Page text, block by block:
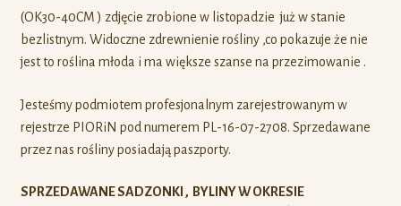
(OK30-40CM ) zdjęcie zrobione w listopadzie już w stanie
bezlistnym. Widoczne zdrewnienie rośliny ,co pokazuje że nie
jest to roślina młoda i ma większe szanse na przezimowanie .
Jesteśmy podmiotem profesjonalnym zarejestrowanym w
rejestrze PIORiN pod numerem PL-16-07-2708. Sprzedawane
przez nas rośliny posiadają paszporty.
SPRZEDAWANE SADZONKI , BYLINY W OKRESIE